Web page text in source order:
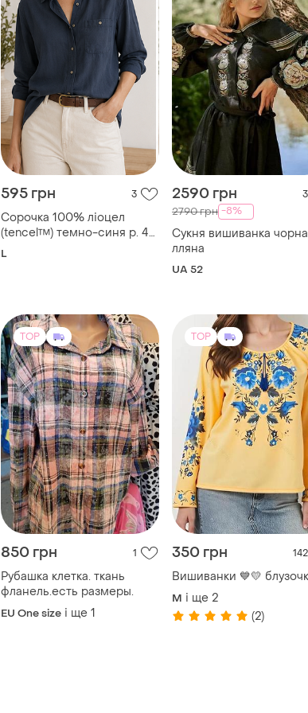
595 грн 3
Сорочка 100% ліоцел
(tencel™) темно-синя р. 40
натуральна тканина berri
L
2590 грн 3
2790 грн -8%
Сукня вишиванка
лляна
UA 52
TOP
850 грн 1
Рубашка клетка. ткань
фланель.есть размеры.
EU One size і ще 1
TOP
350 грн 142
M і ще 2
(2)